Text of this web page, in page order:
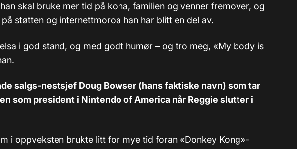
skal bruke mer tid på kona, familien og venner fremover, og
støtten og internettmoroa han har blitt en del av.
i god stand, og med godt humør – og tro meg, «My body is
salgs-nestsjef Doug Bowser (hans faktiske navn) som tar
som president i Nintendo of America når Reggie slutter i
i oppveksten brukte litt for mye tid foran «Donkey Kong»-